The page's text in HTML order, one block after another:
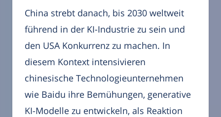
China strebt danach, bis 2030 weltweit
führend in der KI-Industrie zu sein und
den USA Konkurrenz zu machen. In
diesem Kontext intensivieren
chinesische Technologieunternehmen
wie Baidu ihre Bemühungen, generative
KI-Modelle zu entwickeln, als Reaktion